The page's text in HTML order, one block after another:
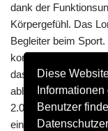
dank der
Körpergefühl. Das
Begleiter beim
komplette
dass dich keine
ablenken. Der
2.0 im Vordergrund.
ein angenehmes
Diese
Benutzer